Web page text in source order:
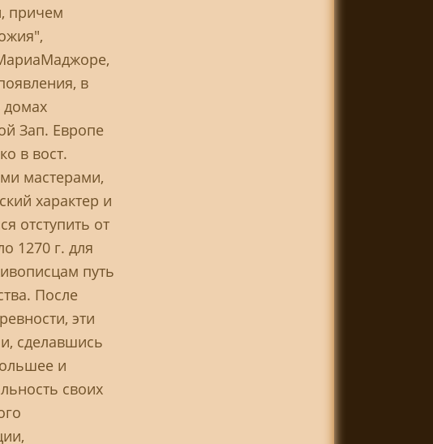
причем
в
домах
Зап. Европе
в вост.
мастерами,
характер и
отступить от
1270 г. для
путь
После
эти
сделавшись
и
своих